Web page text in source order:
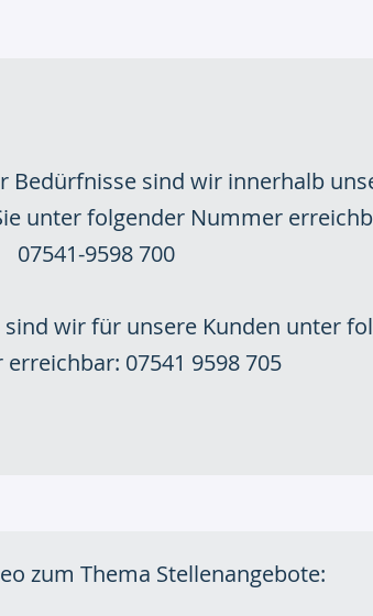
Bedürfnisse sind wir innerhalb
unter folgender Nummer
07541-9598 700
sind wir für unsere Kunden unter
07541 9598 705
zum Thema Stellenangebote: